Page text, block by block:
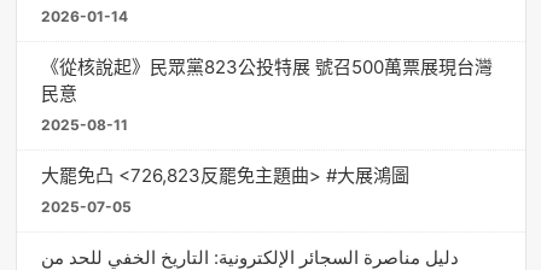
2026-01-14
《從核說起》民眾黨823公投特展 號召500萬票展現台灣
民意
2025-08-11
大罷免凸 <726,823反罷免主題曲> #大展鴻圖
2025-07-05
دليل مناصرة السجائر الإلكترونية: التاريخ الخفي للحد من